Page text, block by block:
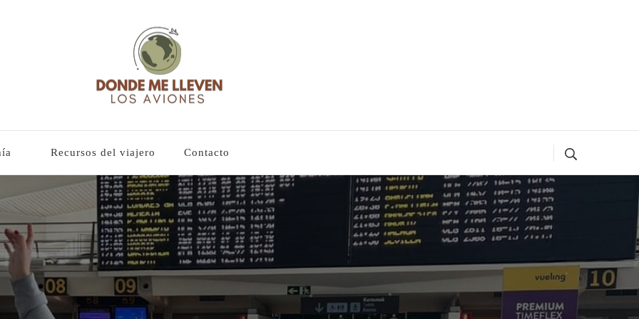
Recursos del viajero Contacto